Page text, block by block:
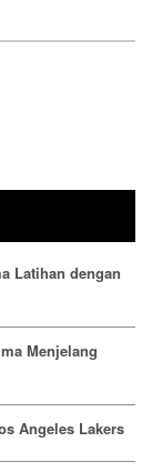
Latihan dengan
Menjelang
Angeles Lakers